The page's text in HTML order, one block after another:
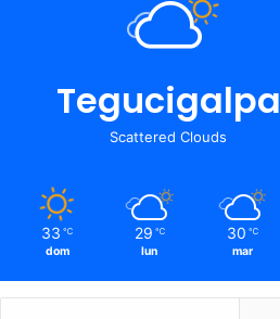
Tegucigalpa
Scattered Clouds
33 ℃
dom
29 ℃
lun
30 ℃
mar